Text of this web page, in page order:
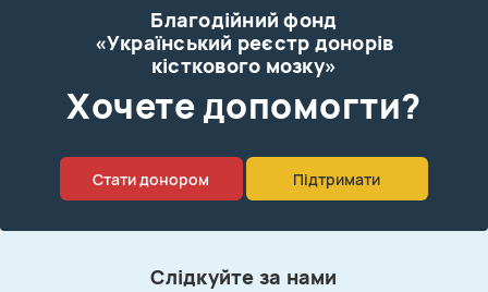
Благодійний фонд
«Український реєстр донорів
кісткового мозку»
Xочете допомогти?
Стати донором Підтримати
Слідкуйте за нами